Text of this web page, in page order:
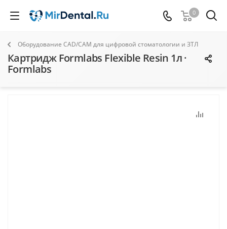
0
Оборудование CAD/CAM для цифровой стоматологии и ЗТЛ
Картридж Formlabs Flexible Resin 1л ·
Formlabs